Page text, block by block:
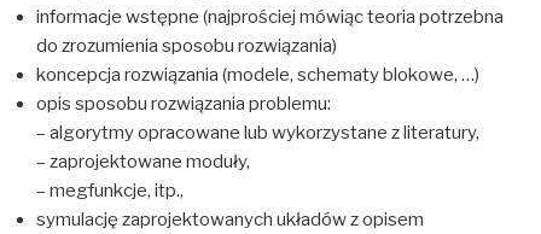
informacje wstępne (najprościej mówiąc teoria potrzebna
do zrozumienia sposobu rozwiązania)
koncepcja rozwiązania (modele, schematy blokowe, …)
opis sposobu rozwiązania problemu:
– algorytmy opracowane lub wykorzystane z literatury,
– zaprojektowane moduły,
– megfunkcje, itp.,
symulację zaprojektowanych układów z opisem